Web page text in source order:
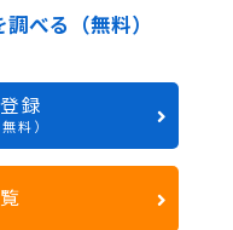
べる（無料）
録
料）